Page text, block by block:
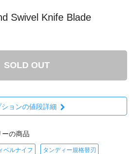
Swivel Knife Blade
SOLD OUT
ションの値段詳細
ーの商品
ベルナイフ タンディー規格替刃